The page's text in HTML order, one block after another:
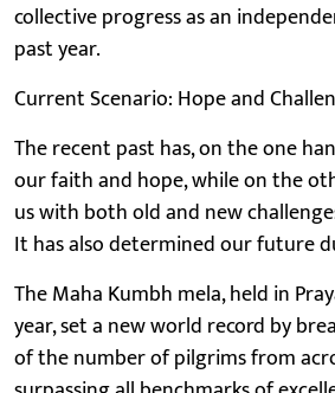
collective progress as an
past year.
Current Scenario: Hope and
The recent past has, on the one
our faith and hope, while on the
us with both old and new
It has also determined our future
The Maha Kumbh mela, held in
year, set a new world record by
of the number of pilgrims from